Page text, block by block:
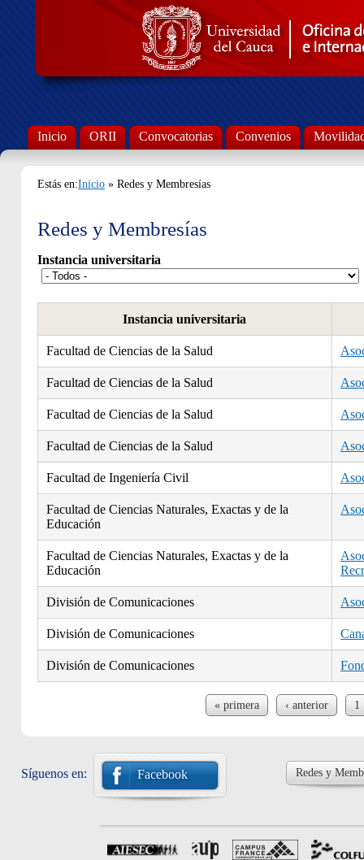
Inicio ORII Convocatorias Convenios
Estás en:Inicio » Redes y Membresías
Redes y Membresías
Instancia universitaria
Instancia universitaria
Facultad de Ciencias de la Salud
Facultad de Ciencias de la Salud
Facultad de Ciencias de la Salud
Facultad de Ciencias de la Salud
Facultad de Ingeniería Civil
Facultad de Ciencias Naturales, Exactas y de la
Educación
Facultad de Ciencias Naturales, Exactas y de la
Educación
División de Comunicaciones
División de Comunicaciones
División de Comunicaciones
« primera ‹ anterior 1
Síguenos en: Facebook Redes y